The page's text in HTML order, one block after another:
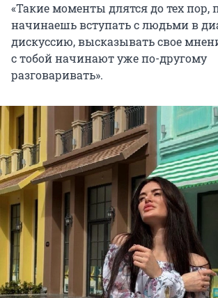
«Такие моменты длятся до тех пор,
начинаешь вступать с людьми в
дискуссию, высказывать свое
с тобой начинают уже по-другому
разговаривать».